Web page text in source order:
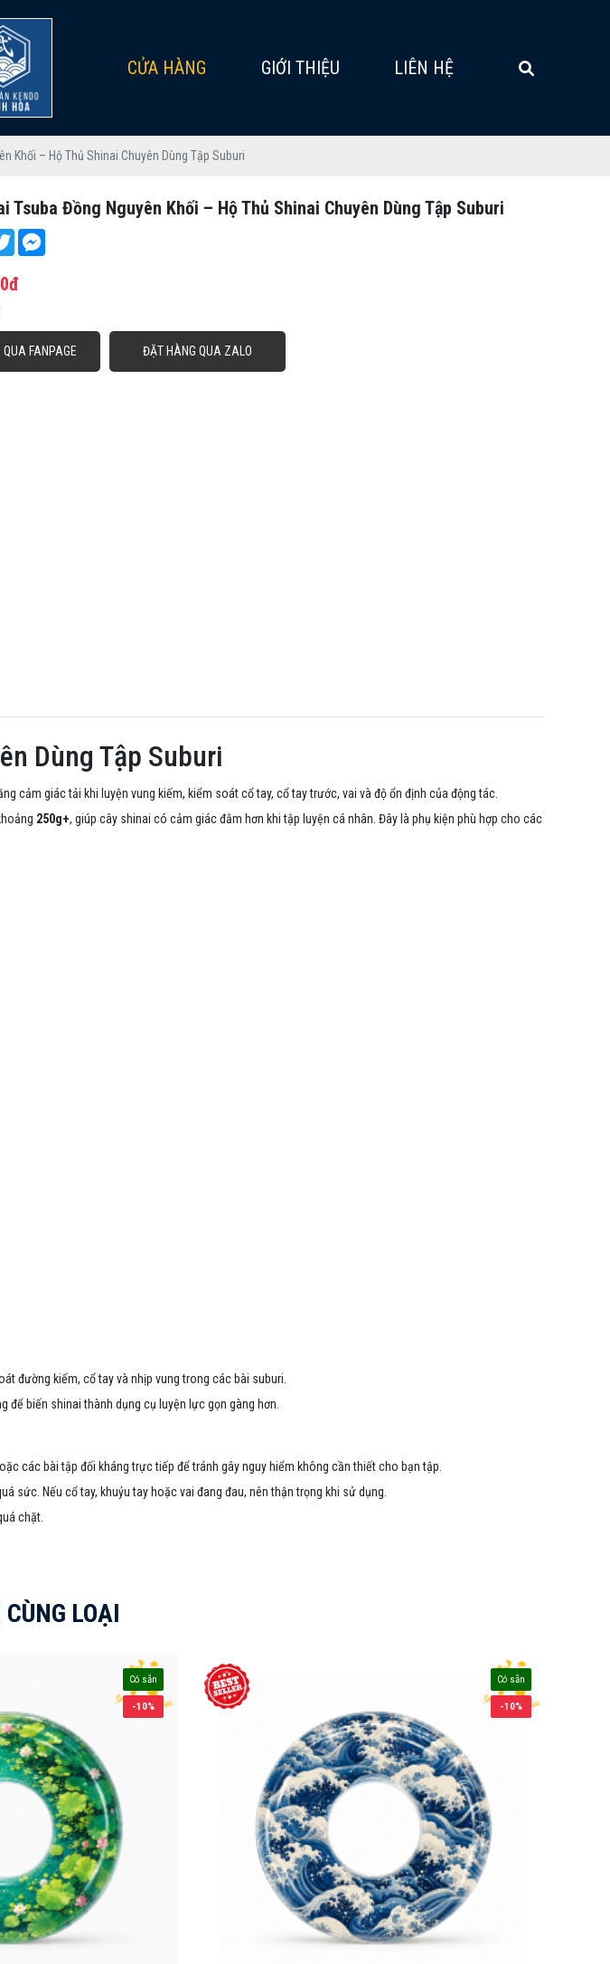
CỬA HÀNG GIỚI THIỆU LIÊN HỆ
Khối – Hộ Thủ Shinai Chuyên Dùng Tập Suburi
Tsuba Đồng Nguyên Khối – Hộ Thủ Shinai Chuyên Dùng Tập Suburi
TwitterMessenger
FANPAGE ĐẶT HÀNG QUA ZALO
Dùng Tập Suburi
cảm giác tải khi luyện vung kiếm, kiểm soát cổ tay, cổ tay trước, vai và độ ổn định của động tác.
250g+, giúp cây shinai có cảm giác đằm hơn khi tập luyện cá nhân. Đây là phụ kiện phù hợp cho các
đường kiếm, cổ tay và nhịp vung trong các bài suburi.
biến shinai thành dụng cụ luyện lực gọn gàng hơn.
các bài tập đối kháng trực tiếp để tránh gây nguy hiểm không cần thiết cho bạn tập.
sức. Nếu cổ tay, khuỷu tay hoặc vai đang đau, nên thận trọng khi sử dụng.
chặt.
LOẠI
Có sẵn
-10%
Có sẵn
-10%